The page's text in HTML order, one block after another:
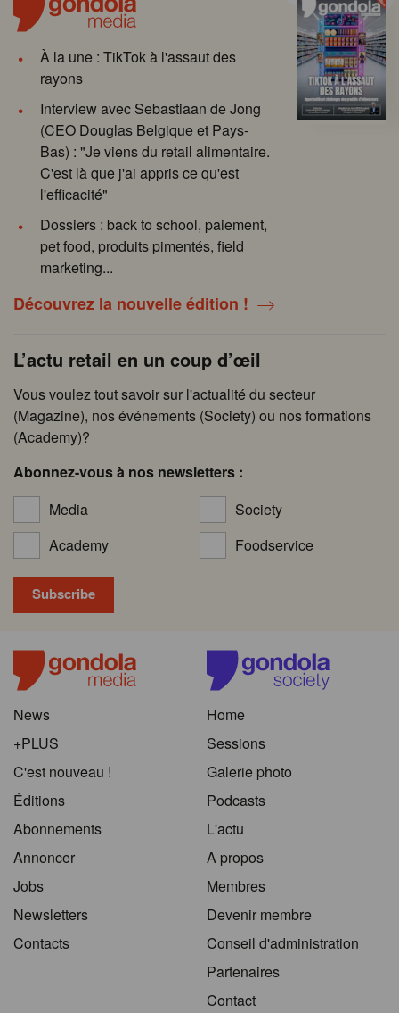
À la une : TikTok à l'assaut des
rayons
Interview avec Sebastiaan de Jong
(CEO Douglas Belgique et Pays-
Bas) : "Je viens du retail alimentaire.
C'est là que j'ai appris ce qu'est
l'efficacité"
Dossiers : back to school, paiement,
pet food, produits pimentés, field
marketing...
Découvrez la nouvelle édition !
L’actu retail en un coup d’œil
Vous voulez tout savoir sur l'actualité du secteur
(Magazine), nos événements (Society) ou nos formations
(Academy)?
Abonnez-vous à nos newsletters :
Media
Society
Academy
Foodservice
News
+PLUS
C'est nouveau !
Éditions
Abonnements
Annoncer
Jobs
Newsletters
Contacts
Home
Sessions
Galerie photo
Podcasts
L'actu
A propos
Membres
Devenir membre
Conseil d'administration
Partenaires
Contact